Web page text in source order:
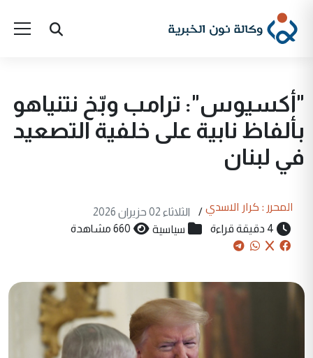
"أكسيوس": ترامب وبّخ نتنياهو
بألفاظ نابية على خلفية التصعيد
في لبنان
المحرر : كرار الاسدي /
الثلاثاء 02 حزيران 2026
4 دقيقة قراءة
سياسية 660 مشاهدة